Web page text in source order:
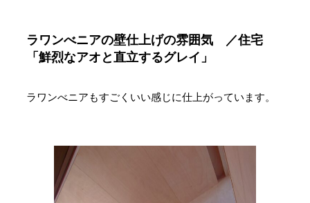
ラワンべニアの壁仕上げの雰囲気 ／住宅
「鮮烈なアオと直立するグレイ」
ラワンべニアもすごくいい感じに仕上がっています。